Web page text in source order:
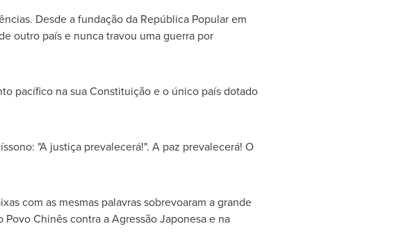
Desde a fundação da República Popular em
outro país e nunca travou uma guerra por
pacífico na sua Constituição e o único país dotado
"A justiça prevalecerá!". A paz prevalecerá! O
com as mesmas palavras sobrevoaram a grande
Chinês contra a Agressão Japonesa e na